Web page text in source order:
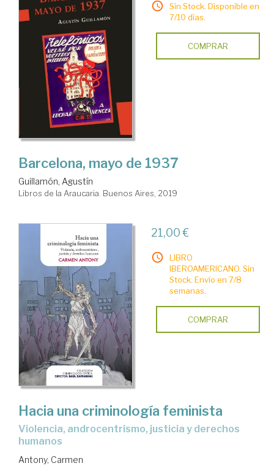
Sin Stock. Disponible en
7/10 días.
COMPRAR
Barcelona, mayo de 1937
Guillamón, Agustín
Libros de la Araucaria. Buenos Aires, 2019
21,00 €
LIBRO
IBEROAMERICANO. Sin
Stock. Envío en 7/8
semanas.
COMPRAR
Hacia una criminología feminista
violencia, androcentrismo, justicia y derechos
humanos
Antony, Carmen